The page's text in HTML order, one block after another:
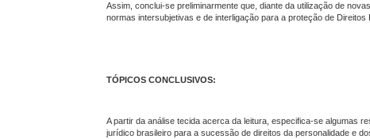
Assim, conclui-se preliminarmente que, diante da utilização de
normas intersubjetivas e de interligação para a proteção de Direitos
TÓPICOS CONCLUSIVOS:
A partir da análise tecida acerca da leitura, especifica-se algumas
jurídico brasileiro para a sucessão de direitos da personalidade e